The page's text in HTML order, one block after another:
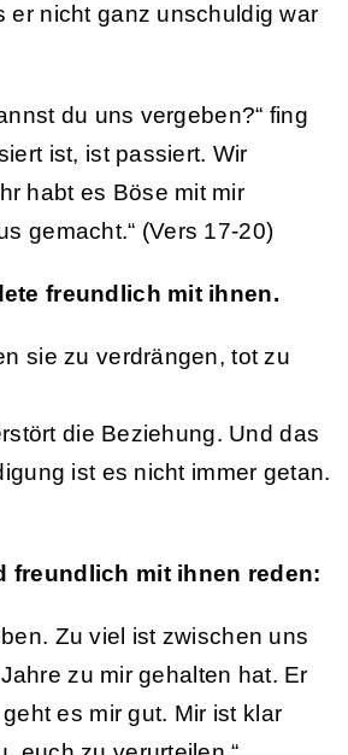
er nicht ganz unschuldig war
du uns vergeben?“ fing
ist, ist passiert. Wir
habt es Böse mit mir
gemacht.“ (Vers 17-20)
freundlich mit ihnen.
sie zu verdrängen, tot zu
die Beziehung. Und das
ist es nicht immer getan.
freundlich mit ihnen reden:
Zu viel ist zwischen uns
zu mir gehalten hat. Er
es mir gut. Mir ist klar